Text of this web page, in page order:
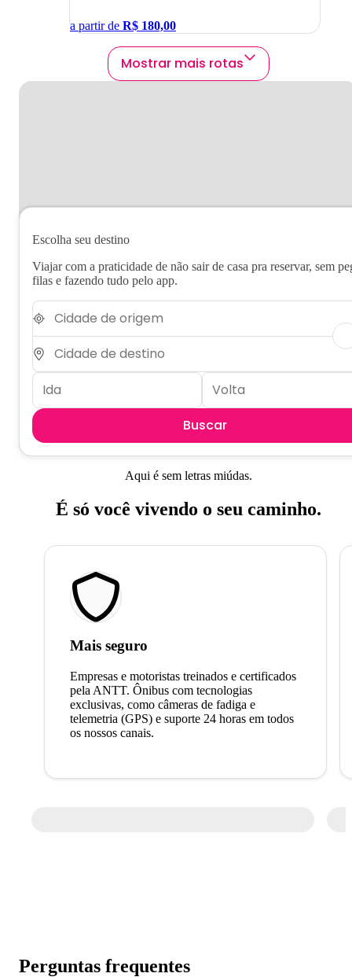
a partir de R$ 180,00
Mostrar mais rotas
Escolha seu destino
Viajar com a praticidade de não sair de casa pra reservar, sem
filas e fazendo tudo pelo app.
Buscar
Aqui é sem letras miúdas.
É só você vivendo o seu caminho.
Mais seguro
Empresas e motoristas treinados e certificados
pela ANTT. Ônibus com tecnologias
exclusivas, como câmeras de fadiga e
telemetria (GPS) e suporte 24 horas em todos
os nossos canais.
Perguntas frequentes